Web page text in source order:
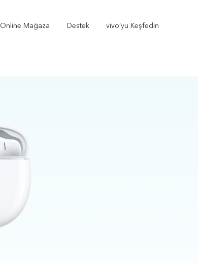
Online Mağaza Destek vivo’yu Keşfedin